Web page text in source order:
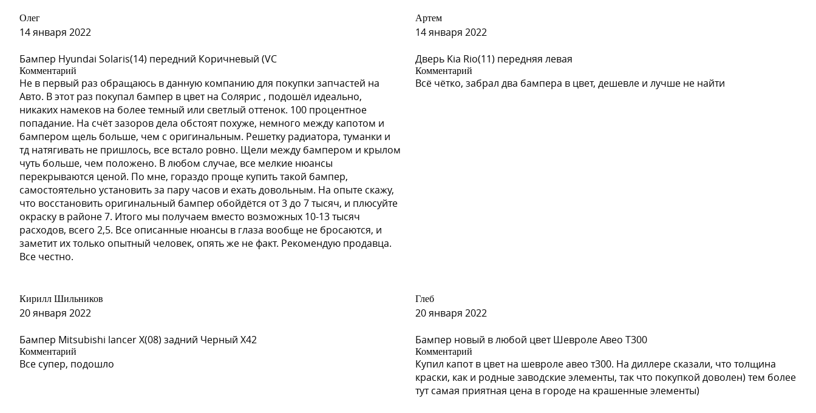
Олег
14 января 2022
Бампер Hyundai Solaris(14) передний Коричневый (VC
Комментарий
Не в первый раз обращаюсь в данную компанию для покупки запчастей на
Авто. В этот раз покупал бампер в цвет на Солярис , подошёл идеально,
никаких намеков на более темный или светлый оттенок. 100 процентное
попадание. На счёт зазоров дела обстоят похуже, немного между капотом и
бампером щель больше, чем с оригинальным. Решетку радиатора, туманки и
тд натягивать не пришлось, все встало ровно. Щели между бампером и крылом
чуть больше, чем положено. В любом случае, все мелкие нюансы
перекрываются ценой. По мне, гораздо проще купить такой бампер,
самостоятельно установить за пару часов и ехать довольным. На опыте скажу,
что восстановить оригинальный бампер обойдётся от 3 до 7 тысяч, и плюсуйте
окраску в районе 7. Итого мы получаем вместо возможных 10-13 тысяч
расходов, всего 2,5. Все описанные нюансы в глаза вообще не бросаются, и
заметит их только опытный человек, опять же не факт. Рекомендую продавца.
Все честно.
Артем
14 января 2022
Дверь Kia Rio(11) передняя левая
Комментарий
Всё чётко, забрал два бампера в цвет, дешевле и лучше не найти
Кирилл Шильников
20 января 2022
Бампер Mitsubishi lancer X(08) задний Черный X42
Комментарий
Все супер, подошло
Глеб
20 января 2022
Бампер новый в любой цвет Шевроле Авео Т300
Комментарий
Купил капот в цвет на шевроле авео т300. На диллере сказали, что толщина
краски, как и родные заводские элементы, так что покупкой доволен) тем более
тут самая приятная цена в городе на крашенные элементы)